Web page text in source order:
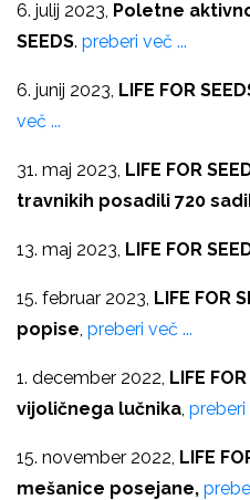
6. julij 2023, Poletne
SEEDS. preberi več ...
6. junij 2023, LIFE FOR
več ...
31. maj 2023, LIFE FOR
travnikih posadili 720
13. maj 2023, LIFE FOR
15. februar 2023, LIFE FOR
popise, preberi več ...
1. december 2022, LIFE
vijoličnega lučnika, preberi
15. november 2022, LIFE
mešanice posejane,